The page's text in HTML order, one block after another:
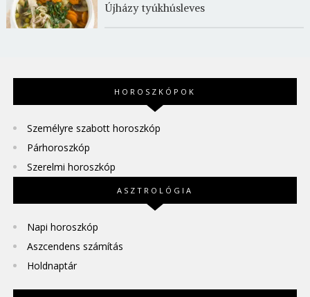
Újházy tyúkhúsleves
HOROSZKÓPOK
Személyre szabott horoszkóp
Párhoroszkóp
Szerelmi horoszkóp
ASZTROLÓGIA
Napi horoszkóp
Aszcendens számítás
Holdnaptár